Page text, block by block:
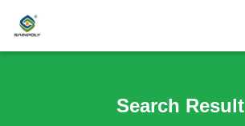
Search Result